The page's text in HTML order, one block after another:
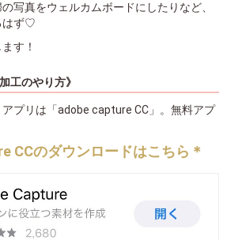
写真をウェルカムボードにしたりなど、
はず♡
す！
工のやり方》
プリは「adobe capture CC」。無料アプ
CCのダウンロードはこちら＊